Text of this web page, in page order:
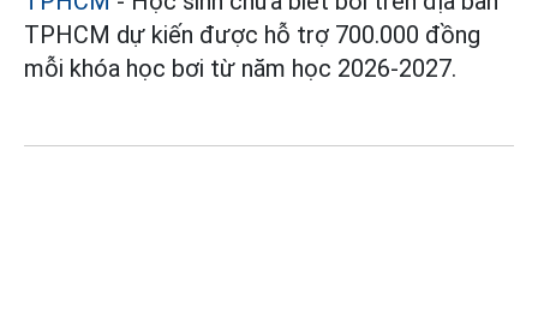
TPHCM dự kiến được hỗ trợ 700.000 đồng
mỗi khóa học bơi từ năm học 2026-2027.